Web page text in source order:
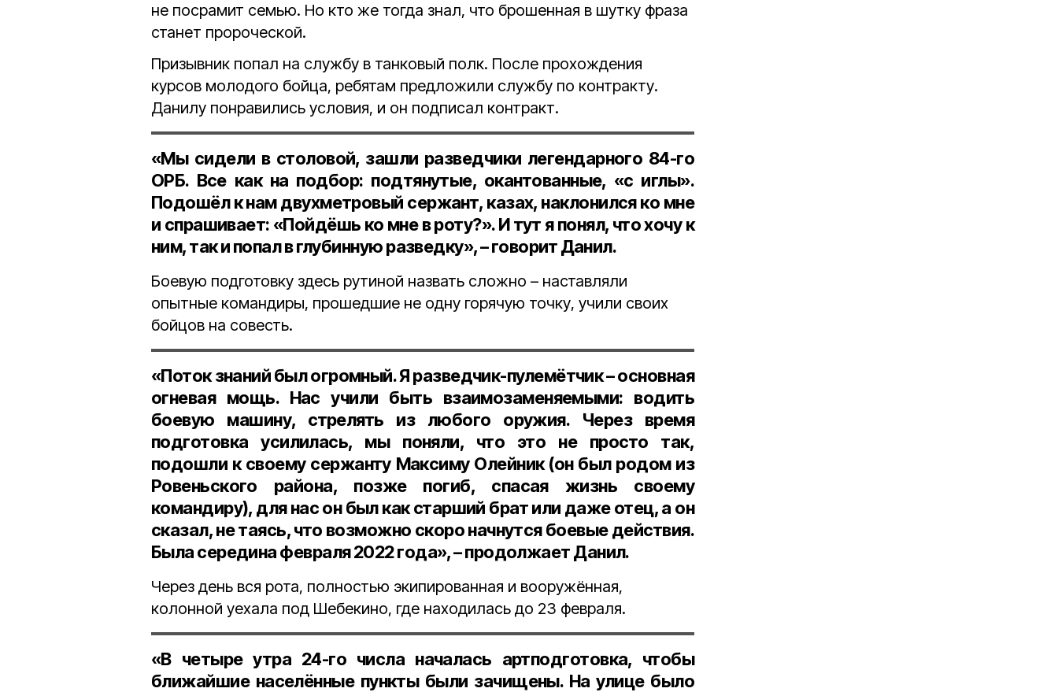
не посрамит семью. Но кто же тогда знал, что брошенная в шутку фраза
станет пророческой.
Призывник попал на службу в танковый полк. После прохождения
курсов молодого бойца, ребятам предложили службу по контракту.
Данилу понравились условия, и он подписал контракт.
«Мы сидели в столовой, зашли разведчики легендарного 84-го
ОРБ. Все как на подбор: подтянутые, окантованные, «с иглы».
Подошёл к нам двухметровый сержант, казах, наклонился ко мне
и спрашивает: «Пойдёшь ко мне в роту?». И тут я понял, что хочу к
ним, так и попал в глубинную разведку», – говорит Данил.
Боевую подготовку здесь рутиной назвать сложно – наставляли
опытные командиры, прошедшие не одну горячую точку, учили своих
бойцов на совесть.
«Поток знаний был огромный. Я разведчик-пулемётчик – основная
огневая мощь. Нас учили быть взаимозаменяемыми: водить
боевую машину, стрелять из любого оружия. Через время
подготовка усилилась, мы поняли, что это не просто так,
подошли к своему сержанту Максиму Олейник (он был родом из
Ровеньского района, позже погиб, спасая жизнь своему
командиру), для нас он был как старший брат или даже отец, а он
сказал, не таясь, что возможно скоро начнутся боевые действия.
Была середина февраля 2022 года», – продолжает Данил.
Через день вся рота, полностью экипированная и вооружённая,
колонной уехала под Шебекино, где находилась до 23 февраля.
«В четыре утра 24-го числа началась артподготовка, чтобы
ближайшие населённые пункты были зачищены. На улице было